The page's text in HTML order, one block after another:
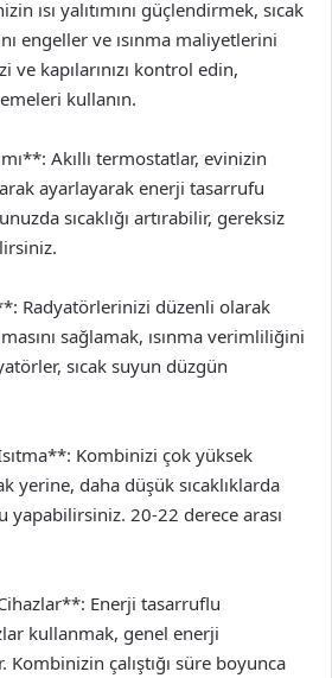
ısı yalıtımını güçlendirmek, sıcak
engeller ve ısınma maliyetlerini
ve kapılarınızı kontrol edin,
kullanın.
Akıllı termostatlar, evinizin
ayarlayarak enerji tasarrufu
sıcaklığı artırabilir, gereksiz
Radyatörlerinizi düzenli olarak
sağlamak, ısınma verimliliğini
sıcak suyun düzgün
Kombinizi çok yüksek
yerine, daha düşük sıcaklıklarda
20-22 derece arası
Enerji tasarruflu
kullanmak, genel enerji
çalıştığı süre boyunca